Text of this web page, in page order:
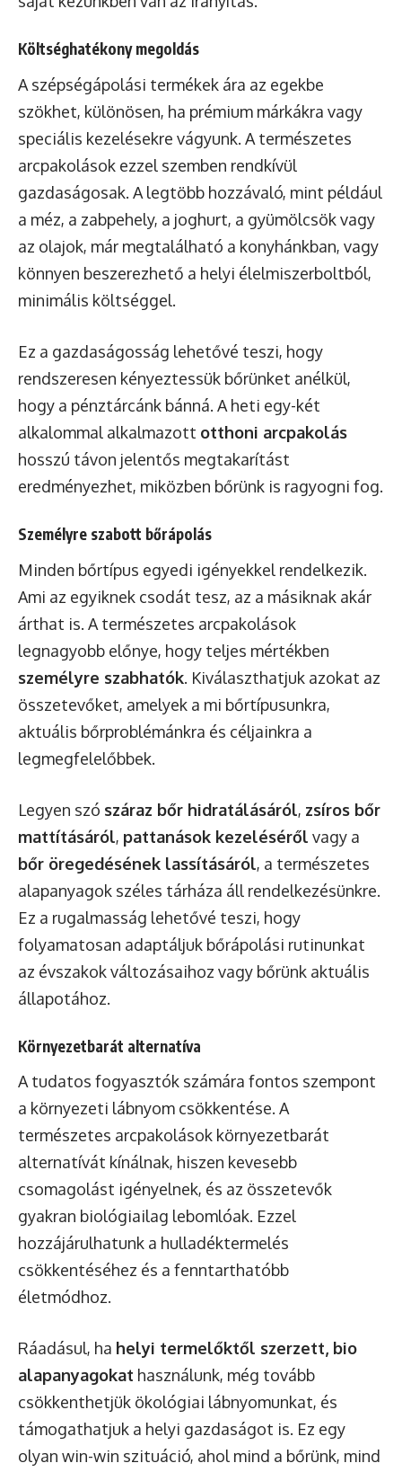
Költséghatékony megoldás
A szépségápolási termékek ára az egekbe
szökhet, különösen, ha prémium márkákra vagy
speciális kezelésekre vágyunk. A természetes
arcpakolások ezzel szemben rendkívül
gazdaságosak. A legtöbb hozzávaló, mint például
a méz, a zabpehely, a joghurt, a gyümölcsök vagy
az olajok, már megtalálható a konyhánkban, vagy
könnyen beszerezhető a helyi élelmiszerboltból,
minimális költséggel.
Ez a gazdaságosság lehetővé teszi, hogy
rendszeresen kényeztessük bőrünket anélkül,
hogy a pénztárcánk bánná. A heti egy-két
alkalommal alkalmazott otthoni arcpakolás
hosszú távon jelentős megtakarítást
eredményezhet, miközben bőrünk is ragyogni fog.
Személyre szabott bőrápolás
Minden bőrtípus egyedi igényekkel rendelkezik.
Ami az egyiknek csodát tesz, az a másiknak akár
árthat is. A természetes arcpakolások
legnagyobb előnye, hogy teljes mértékben
személyre szabhatók. Kiválaszthatjuk azokat az
összetevőket, amelyek a mi bőrtípusunkra,
aktuális bőrproblémánkra és céljainkra a
legmegfelelőbbek.
Legyen szó száraz bőr hidratálásáról, zsíros bőr
mattításáról, pattanások kezeléséről vagy a
bőr öregedésének lassításáról, a természetes
alapanyagok széles tárháza áll rendelkezésünkre.
Ez a rugalmasság lehetővé teszi, hogy
folyamatosan adaptáljuk bőrápolási rutinunkat
az évszakok változásaihoz vagy bőrünk aktuális
állapotához.
Környezetbarát alternatíva
A tudatos fogyasztók számára fontos szempont
a környezeti lábnyom csökkentése. A
természetes arcpakolások környezetbarát
alternatívát kínálnak, hiszen kevesebb
csomagolást igényelnek, és az összetevők
gyakran biológiailag lebomlóak. Ezzel
hozzájárulhatunk a hulladéktermelés
csökkentéséhez és a fenntarthatóbb
életmódhoz.
Ráadásul, ha helyi termelőktől szerzett, bio
alapanyagokat használunk, még tovább
csökkenthetjük ökológiai lábnyomunkat, és
támogathatjuk a helyi gazdaságot is. Ez egy
olyan win-win szituáció, ahol mind a bőrünk, mind